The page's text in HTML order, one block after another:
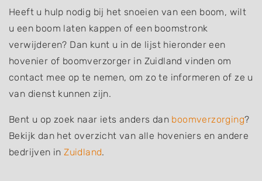
Heeft u hulp nodig bij het snoeien van een boom, wilt
u een boom laten kappen of een boomstronk
verwijderen? Dan kunt u in de lijst hieronder een
hovenier of boomverzorger in Zuidland vinden om
contact mee op te nemen, om zo te informeren of ze u
van dienst kunnen zijn.
Bent u op zoek naar iets anders dan boomverzorging?
Bekijk dan het overzicht van alle hoveniers en andere
bedrijven inZuidland.